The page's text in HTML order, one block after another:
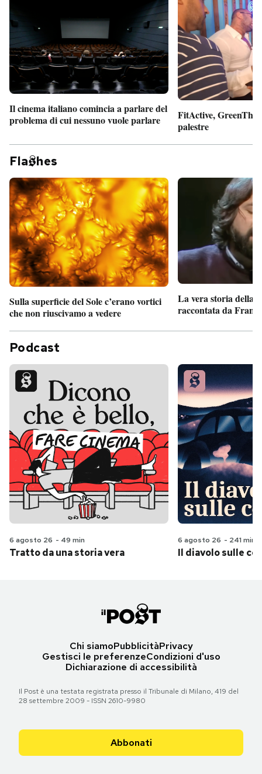
Il cinema italiano comincia a parlare del
problema di cui nessuno vuole parlare
FitActive,
palestre
Fla hes
Sulla superficie del Sole c’erano vortici
che non riuscivamo a vedere
La vera storia della
raccontata da
Podcast
6 agosto 26 - 49 min
Tratto da una storia vera
6 agosto 26 - 241 min
Il diavolo sulle
Chi siamoPubblicitàPrivacy
Gestisci le preferenzeCondizioni d'uso
Dichiarazione di accessibilità
Il Post è una testata registrata presso il Tribunale di Milano, 419 del
28 settembre 2009 - ISSN 2610-9980
Abbonati